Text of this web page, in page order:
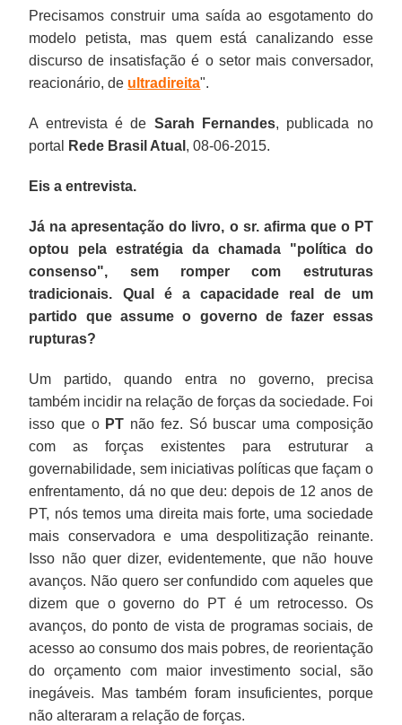
Precisamos construir uma saída ao esgotamento do
modelo petista, mas quem está canalizando esse
discurso de insatisfação é o setor mais conversador,
reacionário, de ultradireita".
A entrevista é de Sarah Fernandes, publicada no
portal
Rede Brasil Atual , 08-06-2015.
Eis a entrevista.
Já na apresentação do livro, o sr. afirma que o PT
optou pela estratégia da chamada "política do
consenso", sem romper com estruturas
tradicionais. Qual é a capacidade real de um
partido que assume o governo de fazer essas
rupturas?
Um partido, quando entra no governo, precisa
também incidir na relação de forças da sociedade. Foi
isso que o PT não fez. Só buscar uma composição
com as forças existentes para estruturar a
governabilidade, sem iniciativas políticas que façam o
enfrentamento, dá no que deu: depois de 12 anos de
PT, nós temos uma direita mais forte, uma sociedade
mais conservadora e uma despolitização reinante.
Isso não quer dizer, evidentemente, que não houve
avanços. Não quero ser confundido com aqueles que
dizem que o governo do PT é um retrocesso. Os
avanços, do ponto de vista de programas sociais, de
acesso ao consumo dos mais pobres, de reorientação
do orçamento com maior investimento social, são
inegáveis. Mas também foram insuficientes, porque
não alteraram a relação de forças.